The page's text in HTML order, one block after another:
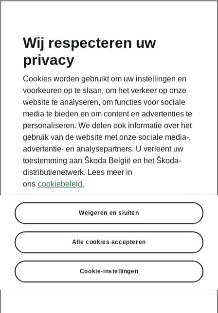
Wij respecteren uw
privacy
Cookies worden gebruikt om uw instellingen en
voorkeuren op te slaan, om het verkeer op onze
website te analyseren, om functies voor sociale
media te bieden en om content en advertenties te
personaliseren. We delen ook informatie over het
gebruik van de website met onze sociale media-,
advertentie- en analysepartners. U verleent uw
toestemming aan Škoda België en het Škoda-
distributienetwerk. Lees meer in
ons cookiebeleid.
Weigeren en sluiten
Alle cookies accepteren
Cookie-instellingen